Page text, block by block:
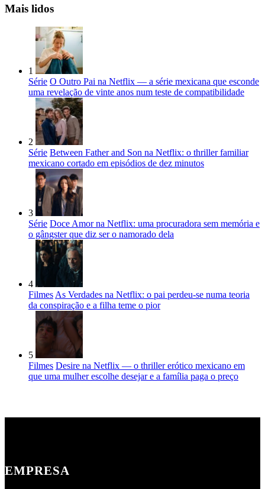
Mais lidos
1
Série O Outro Pai na Netflix — a série mexicana que esconde
uma revelação de vinte anos num teste de compatibilidade
2
Série Between Father and Son na Netflix: o thriller familiar
mexicano cortado em episódios de dez minutos
3
Série Doce Amor na Netflix: uma procuradora sem memória e
o gângster que diz ser o namorado dela
4
Filmes As Verdades na Netflix: o pai perdeu-se numa teoria
da conspiração e a filha teme o pior
5
Filmes Desire na Netflix — o thriller erótico mexicano em
que uma mulher escolhe desejar e a família paga o preço
EMPRESA